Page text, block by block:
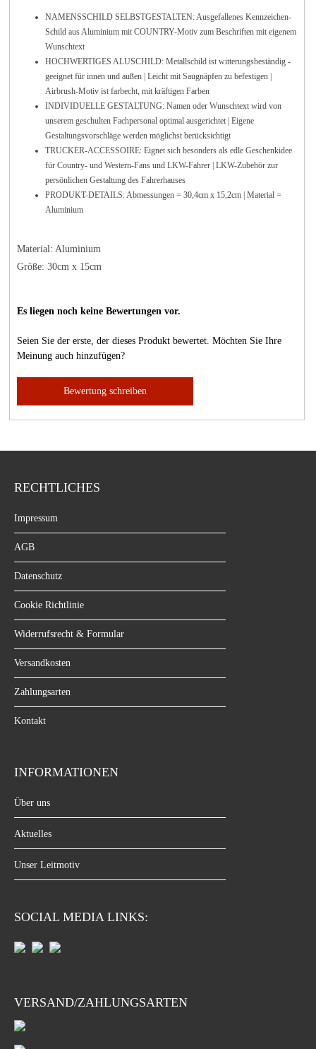
NAMENSSCHILD SELBSTGESTALTEN: Ausgefallenes Kennzeichen-
Schild aus Aluminium mit COUNTRY-Motiv zum Beschriften mit eigenem
Wunschtext
HOCHWERTIGES ALUSCHILD: Metallschild ist witterungsbeständig -
geeignet für innen und außen | Leicht mit Saugnäpfen zu befestigen |
Airbrush-Motiv ist farbecht, mit kräftigen Farben
INDIVIDUELLE GESTALTUNG: Namen oder Wunschtext wird von
unserem geschulten Fachpersonal optimal ausgerichtet | Eigene
Gestaltungsvorschläge werden möglichst berücksichtigt
TRUCKER-ACCESSOIRE: Eignet sich besonders als edle Geschenkidee
für Country- und Western-Fans und LKW-Fahrer | LKW-Zubehör zur
persönlichen Gestaltung des Fahrerhauses
PRODUKT-DETAILS: Abmessungen = 30,4cm x 15,2cm | Material =
Aluminium
Material: Aluminium
Größe: 30cm x 15cm
Es liegen noch keine Bewertungen vor.
Seien Sie der erste, der dieses Produkt bewertet. Möchten Sie Ihre
Meinung auch hinzufügen?
Bewertung schreiben
RECHTLICHES
Impressum
AGB
Datenschutz
Cookie Richtlinie
Widerrufsrecht & Formular
Versandkosten
Zahlungsarten
Kontakt
INFORMATIONEN
Über uns
Aktuelles
Unser Leitmotiv
SOCIAL MEDIA LINKS:
VERSAND/ZAHLUNGSARTEN